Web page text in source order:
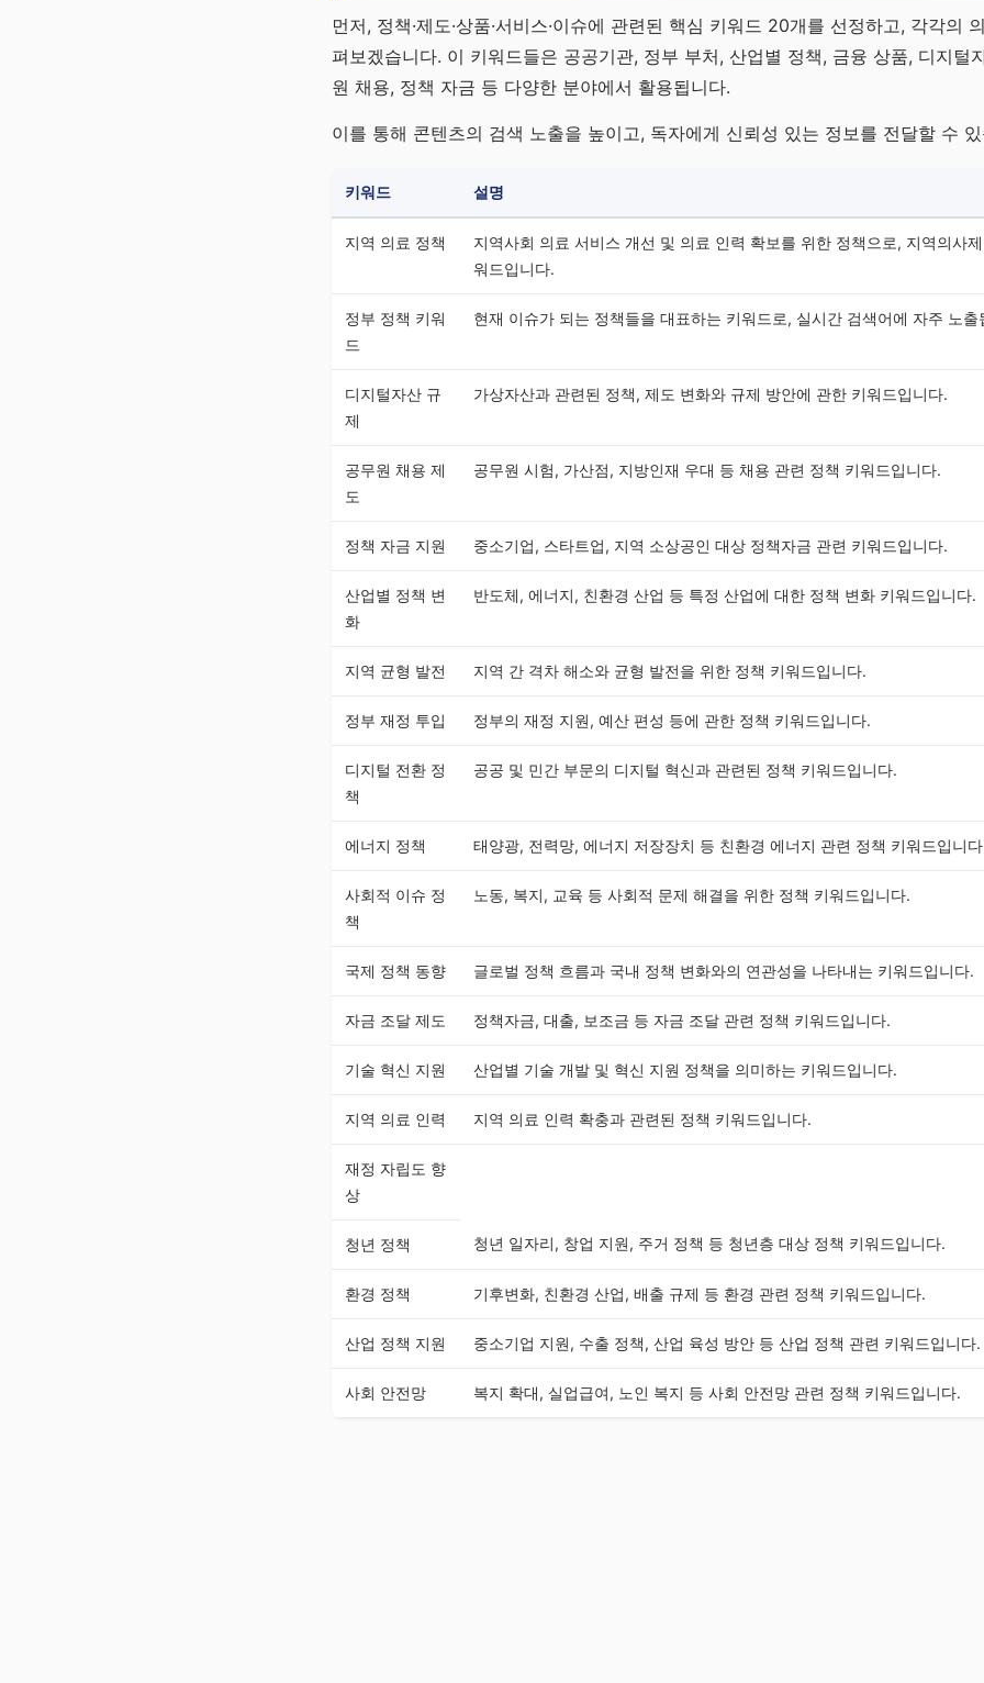
먼저, 정책·제도·상품·서비스·이슈에 관련된 핵심 키워드 20개를 선정하고, 각각의
펴보겠습니다. 이 키워드들은 공공기관, 정부 부처, 산업별 정책, 금융 상품, 디지털
원 채용, 정책 자금 등 다양한 분야에서 활용됩니다.
이를 통해 콘텐츠의 검색 노출을 높이고, 독자에게 신뢰성 있는 정보를 전달할 수
키워드 설명
지역 의료 정책
지역사회 의료 서비스 개선 및 의료 인력 확보를 위한 정책으로, 지역의사
워드입니다.
정부 정책 키워
드
현재 이슈가 되는 정책들을 대표하는 키워드로, 실시간 검색어에 자주 노출
디지털자산 규
제
가상자산과 관련된 정책, 제도 변화와 규제 방안에 관한 키워드입니다.
공무원 채용 제
도
공무원 시험, 가산점, 지방인재 우대 등 채용 관련 정책 키워드입니다.
정책 자금 지원 중소기업, 스타트업, 지역 소상공인 대상 정책자금 관련 키워드입니다.
산업별 정책 변
화
반도체, 에너지, 친환경 산업 등 특정 산업에 대한 정책 변화 키워드입니다.
지역 균형 발전 지역 간 격차 해소와 균형 발전을 위한 정책 키워드입니다.
정부 재정 투입 정부의 재정 지원, 예산 편성 등에 관한 정책 키워드입니다.
디지털 전환 정
책
공공 및 민간 부문의 디지털 혁신과 관련된 정책 키워드입니다.
에너지 정책 태양광, 전력망, 에너지 저장장치 등 친환경 에너지 관련 정책 키워드입니
사회적 이슈 정
책
노동, 복지, 교육 등 사회적 문제 해결을 위한 정책 키워드입니다.
국제 정책 동향 글로벌 정책 흐름과 국내 정책 변화와의 연관성을 나타내는 키워드입니다.
자금 조달 제도 정책자금, 대출, 보조금 등 자금 조달 관련 정책 키워드입니다.
기술 혁신 지원 산업별 기술 개발 및 혁신 지원 정책을 의미하는 키워드입니다.
지역 의료 인력 지역 의료 인력 확충과 관련된 정책 키워드입니다.
재정 자립도 향
상
청년 정책 청년 일자리, 창업 지원, 주거 정책 등 청년층 대상 정책 키워드입니다.
환경 정책 기후변화, 친환경 산업, 배출 규제 등 환경 관련 정책 키워드입니다.
산업 정책 지원 중소기업 지원, 수출 정책, 산업 육성 방안 등 산업 정책 관련 키워드입니다.
사회 안전망 복지 확대, 실업급여, 노인 복지 등 사회 안전망 관련 정책 키워드입니다.